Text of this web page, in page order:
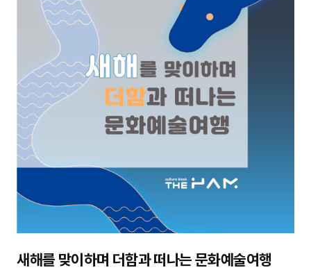
새해를 맞이하며 더함과 떠나는 문화예술여행